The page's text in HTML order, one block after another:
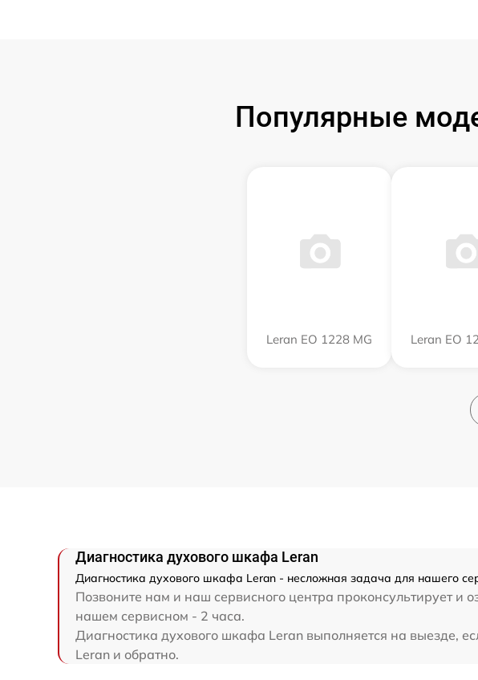
Популярные
Leran EO 1228 MG Leran EO
Диагностика духового шкафа Leran
Диагностика духового шкафа Leran - несложная задача для нашего
Позвоните нам и наш сервисного центра проконсультирует и
нашем сервисном - 2 часа.
Диагностика духового шкафа Leran выполняется на выезде,
Leran и обратно.